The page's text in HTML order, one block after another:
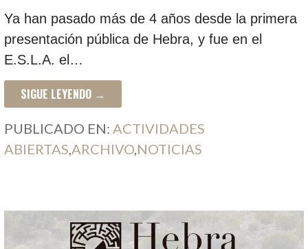
Ya han pasado más de 4 años desde la primera
presentación pública de Hebra, y fue en el
E.S.L.A. el…
SIGUE LEYENDO →
PUBLICADO EN:ACTIVIDADES
ABIERTAS,ARCHIVO,NOTICIAS